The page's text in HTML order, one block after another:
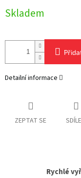
cena:
Skladem
Detailní informace
ZEPTAT SE
Rychlé